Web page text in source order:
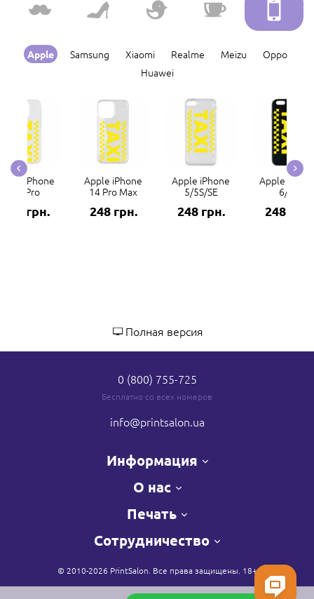
Apple Samsung Xiaomi Realme Meizu
Oppo
Huawei
iPhone
14 Pro
248 грн.
Apple iPhone
14 Pro Max
248 грн.
Apple iPhone
5/5S/SE
248 грн.
Apple
6/6S
248 грн.
Полная версия
0 (800) 755-725
Бесплатно со всех номеров
info@printsalon.ua
Информация
О нас
Печать
Сотрудничество
© 2010-2026 PrintSalon. Все права защищены. 18+